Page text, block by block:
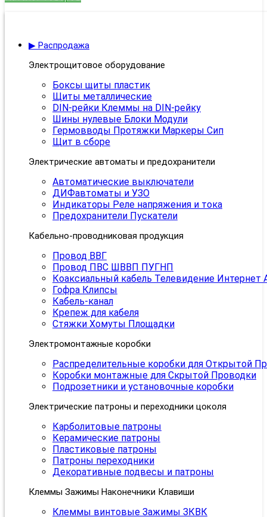
▶ Распродажа
Электрощитовое оборудование
Боксы щиты пластик
Щиты металлические
DIN-рейки Клеммы на DIN-рейку
Шины нулевые Блоки Модули
Гермовводы Протяжки Маркеры Сип
Щит в сборе
Электрические автоматы и предохранители
Автоматические выключатели
ДИФавтоматы и УЗО
Индикаторы Реле напряжения и тока
Предохранители Пускатели
Кабельно-проводниковая продукция
Провод ВВГ
Провод ПВС ШВВП ПУГНП
Коаксиальный кабель Телевидение Интернет
Гофра Клипсы
Кабель-канал
Крепеж для кабеля
Стяжки Хомуты Площадки
Электромонтажные коробки
Распределительные коробки для Открытой
Коробки монтажные для Скрытой Проводки
Подрозетники и установочные коробки
Электрические патроны и переходники цоколя
Карболитовые патроны
Керамические патроны
Пластиковые патроны
Патроны переходники
Декоративные подвесы и патроны
Клеммы Зажимы Наконечники Клавиши
Клеммы винтовые Зажимы ЗКВК